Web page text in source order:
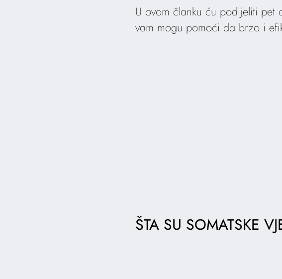
U ovom članku ću podijeliti pet
vam mogu pomoći da brzo i
ŠTA SU SOMATSKE